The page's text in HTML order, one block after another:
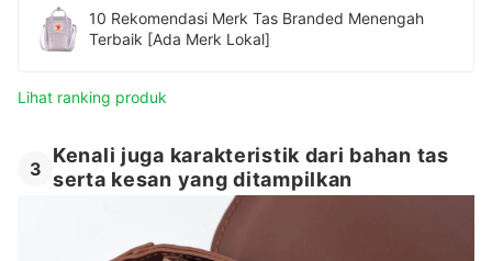
10 Rekomendasi Merk Tas Branded Menengah
Terbaik [Ada Merk Lokal]
Lihat ranking produk
3
Kenali juga karakteristik dari bahan tas
serta kesan yang ditampilkan